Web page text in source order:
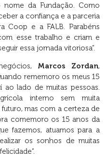
nome da Fundação. Como
a confiança e a parceria
Coop e a FALB. Parabéns
esse trabalho e criam e
essa jornada vitoriosa”.
Marcos Zordan,
rememoro os meus 15
lado de muitas pessoas.
interno sem muita
mas com a certeza de
comemoro os 15 anos da
fazemos, atuamos para a
os sonhos de muitas